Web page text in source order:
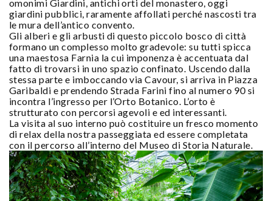
omonimi Giardini, antichi orti del monastero, oggi
giardini pubblici, raramente affollati perché nascosti tra
le mura dell’antico convento.
Gli alberi e gli arbusti di questo piccolo bosco di città
formano un complesso molto gradevole: su tutti spicca
una maestosa Farnia la cui imponenza è accentuata dal
fatto di trovarsi in uno spazio confinato. Uscendo dalla
stessa parte e imboccando via Cavour, si arriva in Piazza
Garibaldi e prendendo Strada Farini fino al numero 90 si
incontra l’ingresso per l’Orto Botanico. L’orto è
strutturato con percorsi agevoli e ed interessanti.
La visita al suo interno può costituire un fresco momento
di relax della nostra passeggiata ed essere completata
con il percorso all’interno del Museo di Storia Naturale.